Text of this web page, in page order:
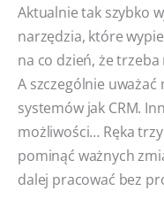
Aktualnie tak szybko
narzędzia, które
na co dzień, że
A szczególnie
systemów jak CRM.
możliwości… Ręka
pominąć ważnych
dalej pracować bez